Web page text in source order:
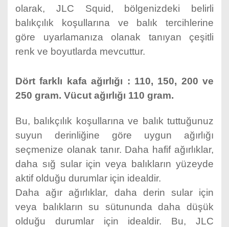
olarak, JLC Squid, bölgenizdeki belirli
balıkçılık koşullarına ve balık tercihlerine
göre uyarlamanıza olanak tanıyan çeşitli
renk ve boyutlarda mevcuttur.
Dört farklı kafa ağırlığı : 110, 150, 200 ve
250 gram. Vücut ağırlığı 110 gram.
Bu, balıkçılık koşullarına ve balık tuttuğunuz
suyun derinliğine göre uygun ağırlığı
seçmenize olanak tanır. Daha hafif ağırlıklar,
daha sığ sular için veya balıkların yüzeyde
aktif olduğu durumlar için idealdir.
Daha ağır ağırlıklar, daha derin sular için
veya balıkların su sütununda daha düşük
olduğu durumlar için idealdir. Bu, JLC